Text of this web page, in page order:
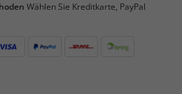
Wählen Sie Kreditkarte, PayPal